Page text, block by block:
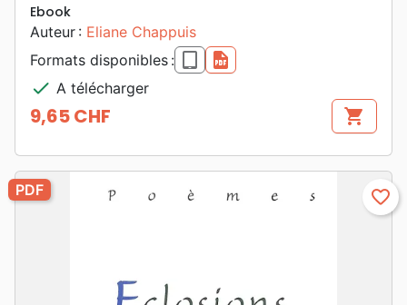
Ebook
Auteur : Eliane Chappuis
Formats disponibles : epub
pdf
check A télécharger
Prix
9,65 CHF shopping_cart
PDF favorite_border